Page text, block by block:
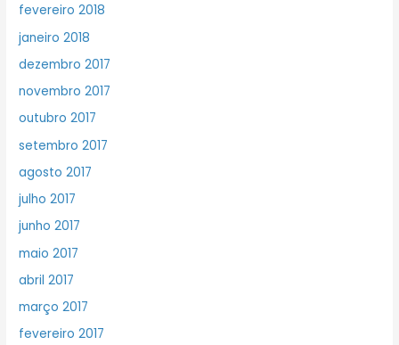
fevereiro 2018
janeiro 2018
dezembro 2017
novembro 2017
outubro 2017
setembro 2017
agosto 2017
julho 2017
junho 2017
maio 2017
abril 2017
março 2017
fevereiro 2017